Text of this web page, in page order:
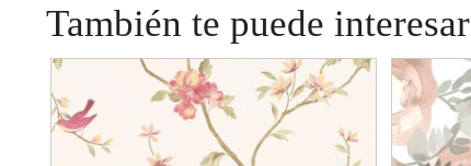
También te puede interesar